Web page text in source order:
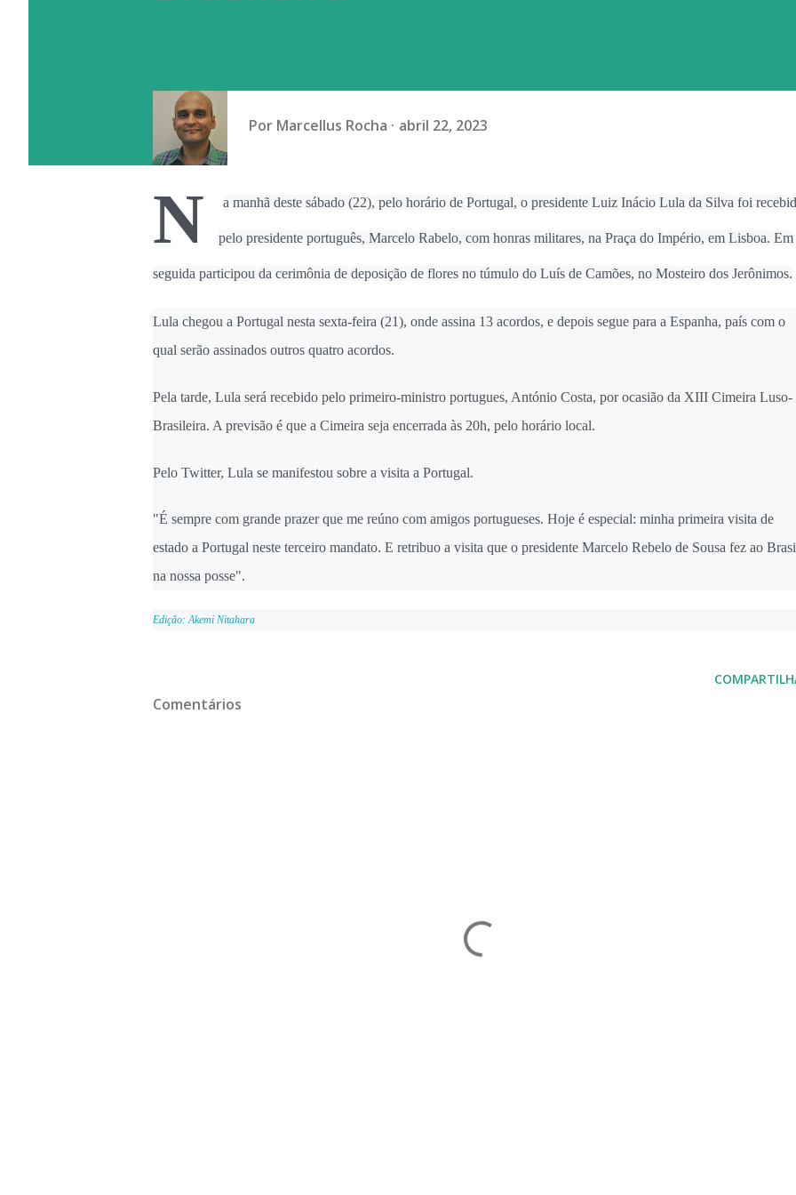
Por Marcellus Rocha abril 22, 2023
N a manhã deste sábado (22), pelo horário de Portugal, o presidente Luiz Inácio Lula da Silva foi
pelo presidente português, Marcelo Rabelo, com honras militares, na Praça do Império, em Lisboa. Em
seguida participou da cerimônia de deposição de flores no túmulo do Luís de Camões, no Mosteiro dos Jerônimos.
Lula chegou a Portugal nesta sexta-feira (21), onde assina 13 acordos, e depois segue para a Espanha, país com o
qual serão assinados outros quatro acordos.
Pela tarde, Lula será recebido pelo primeiro-ministro portugues, António Costa, por ocasião da XIII Cimeira Luso-
Brasileira. A previsão é que a Cimeira seja encerrada às 20h, pelo horário local.
Pelo Twitter, Lula se manifestou sobre a visita a Portugal.
"É sempre com grande prazer que me reúno com amigos portugueses. Hoje é especial: minha primeira visita de
estado a Portugal neste terceiro mandato. E retribuo a visita que o presidente Marcelo Rebelo de Sousa fez ao
na nossa posse".
Edição: Akemi Nitahara
Comentários